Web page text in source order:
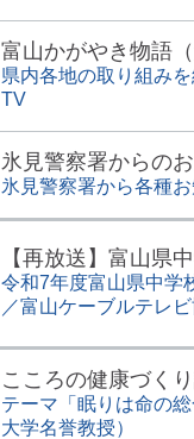
富山かがやき物語
県内各地の取り組み
TV
氷見警察署からの
氷見警察署から各種
【再放送】富山県
令和7年度富山県中学
／富山ケーブルテレ
こころの健康づく
テーマ「眠りは命の
大学名誉教授）